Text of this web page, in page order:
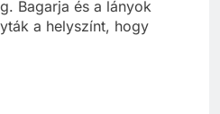
Bagarja és a lányok
a helyszínt, hogy